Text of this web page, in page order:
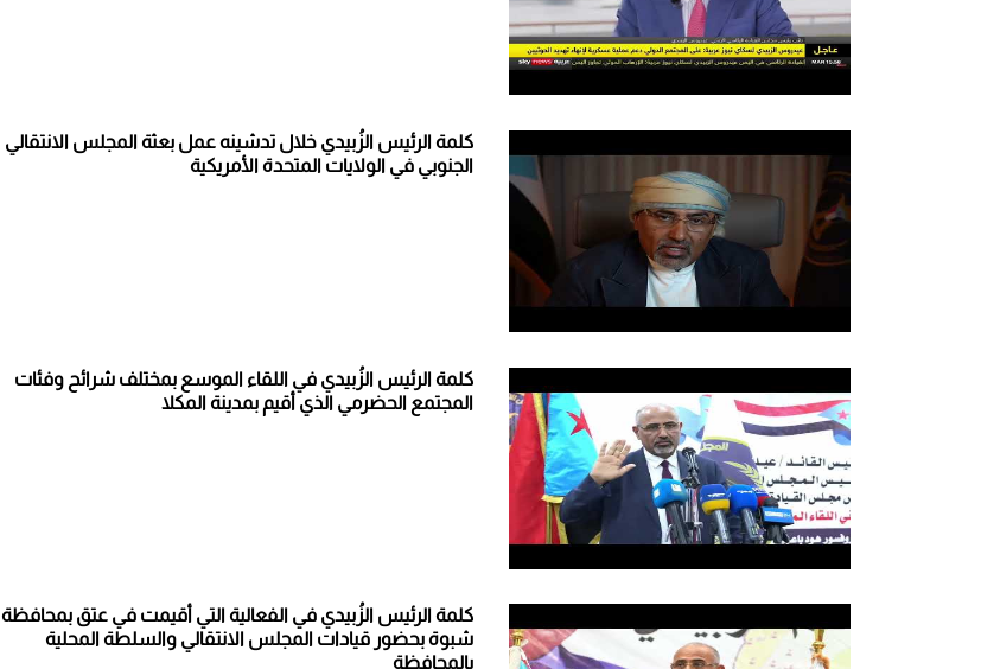
كلمة الرئيس الزُبيدي خلال تدشينه عمل بعثة المجلس الانتقالي
الجنوبي في الولايات المتحدة الأمريكية
كلمة الرئيس الزُبيدي في اللقاء الموسع بمختلف شرائح وفئات
المجتمع الحضرمي الذي أقيم بمدينة المكلا
كلمة الرئيس الزُبيدي في الفعالية التي أقيمت في عتق بمحافظة
شبوة بحضور قيادات المجلس الانتقالي والسلطة المحلية
بالمحافظة